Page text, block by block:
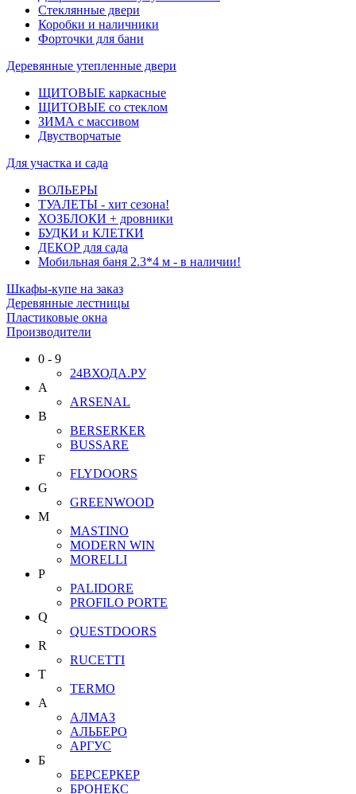
Стеклянные двери
Коробки и наличники
Форточки для бани
Деревянные утепленные двери
ЩИТОВЫЕ каркасные
ЩИТОВЫЕ со стеклом
ЗИМА с массивом
Двустворчатые
Для участка и сада
ВОЛЬЕРЫ
ТУАЛЕТЫ - хит сезона!
ХОЗБЛОКИ + дровники
БУДКИ и КЛЕТКИ
ДЕКОР для сада
Мобильная баня 2.3*4 м - в наличии!
Шкафы-купе на заказ
Деревянные лестницы
Пластиковые окна
Производители
0 - 9
24ВХОДА.РУ
A
ARSENAL
B
BERSERKER
BUSSARE
F
FLYDOORS
G
GREENWOOD
M
MASTINO
MODERN WIN
MORELLI
P
PALIDORE
PROFILO PORTE
Q
QUESTDOORS
R
RUCETTI
T
TERMO
А
АЛМАЗ
АЛЬБЕРО
АРГУС
Б
БЕРСЕРКЕР
БРОНЕКС